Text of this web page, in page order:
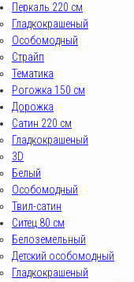
Перкаль 220 см
Гладкокрашеный
Особомодный
Страйп
Тематика
Рогожка 150 см
Дорожка
Сатин 220 см
Гладкокрашеный
3D
Белый
Особомодный
Твил-сатин
Ситец 80 см
Белоземельный
Детский особомодный
Гладкокрашеный